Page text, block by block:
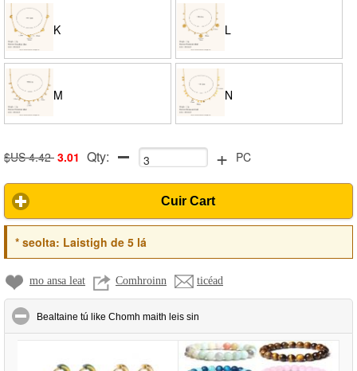
K L
M N
$US 4.42 3.01 Qty: + PC
Cuir Cart
*seolta: Laistigh de 5 lá
mo ansa leat Comhroinn ticéad
Bealtaine tú like Chomh maith leis sin